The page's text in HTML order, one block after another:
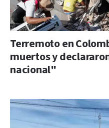
Terremoto en
muertos y
nacional"